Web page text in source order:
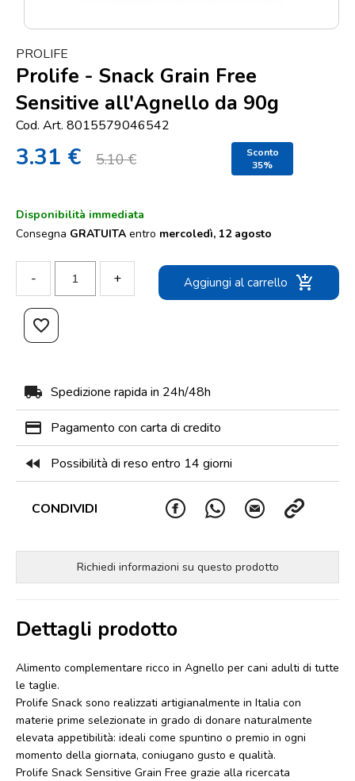
Punti
Blog
e
news
PROLIFE
Prolife - Snack Grain Free
Sensitive all'Agnello da 90g
Cod. Art. 8015579046542
3.31 € 5.10 €
Sconto
35%
Disponibilità immediata
Consegna GRATUITA entro mercoledì, 12 agosto
- + Aggiungi al carrello add_shopping_cart
favorite_border
local_shipping Spedizione rapida in 24h/48h
payment Pagamento con carta di credito
fast_rewind Possibilità di reso entro 14 giorni
CONDIVIDI
Richiedi informazioni su questo prodotto
Dettagli prodotto
Alimento complementare ricco in Agnello per cani adulti di tutte
le taglie.
Prolife Snack sono realizzati artigianalmente in Italia con
materie prime selezionate in grado di donare naturalmente
elevata appetibilità: ideali come spuntino o premio in ogni
momento della giornata, coniugano gusto e qualità.
Prolife Snack Sensitive Grain Free grazie alla ricercata